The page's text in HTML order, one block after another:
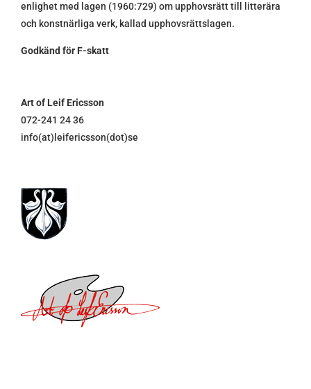
enlighet med lagen (1960:729) om upphovsrätt till litterära
och konstnärliga verk, kallad upphovsrättslagen.
Godkänd för F-skatt
Art of Leif Ericsson
072-241 24 36
info(at)leifericsson(dot)se